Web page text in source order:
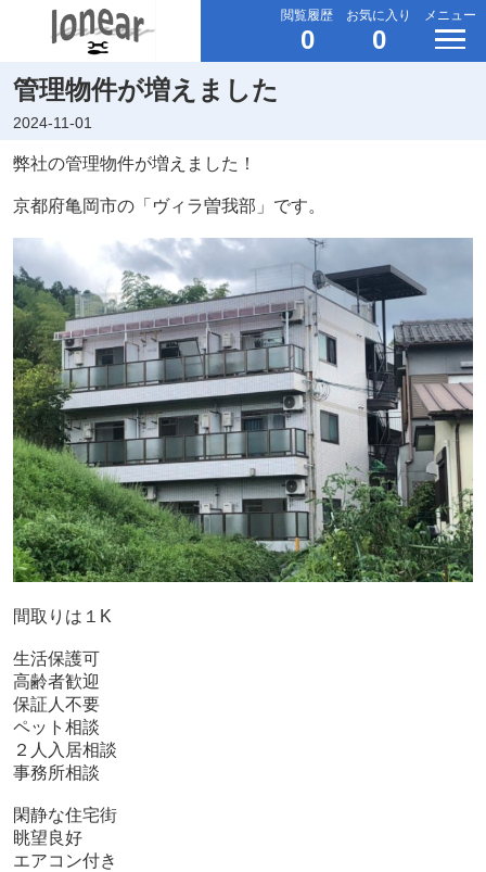
閲覧履歴
0
お気に入り
0
メニュー
管理物件が増えました
2024-11-01
弊社の管理物件が増えました！
京都府亀岡市の「ヴィラ曽我部」です。
間取りは１K
生活保護可
高齢者歓迎
保証人不要
ペット相談
２人入居相談
事務所相談
閑静な住宅街
眺望良好
エアコン付き